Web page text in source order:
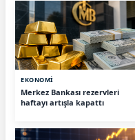
EKONOMİ
Merkez Bankası rezervleri
haftayı artışla kapattı